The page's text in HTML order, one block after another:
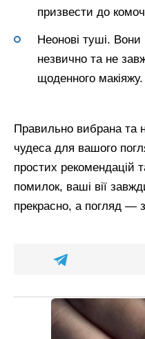
призвести до
Неонові туші.
незвично та не
щоденного макіяжу.
Правильно вибрана та
чудеса для вашого
простих рекомендацій
помилок, ваші вії
прекрасно, а погляд —